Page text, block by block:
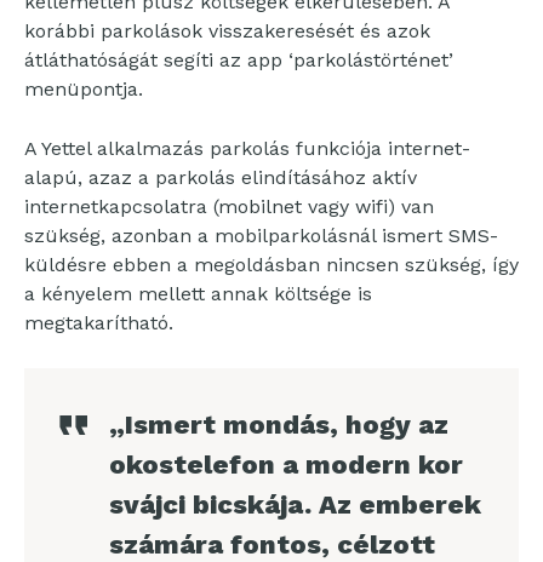
korábbi parkolások visszakeresését és azok
átláthatóságát segíti az app ‘parkolástörténet’
menüpontja.
A Yettel alkalmazás parkolás funkciója internet-
alapú, azaz a parkolás elindításához aktív
internetkapcsolatra (mobilnet vagy wifi) van
szükség, azonban a mobilparkolásnál ismert SMS-
küldésre ebben a megoldásban nincsen szükség, így
a kényelem mellett annak költsége is
megtakarítható.
„Ismert mondás, hogy az
okostelefon a modern kor
svájci bicskája. Az emberek
számára fontos, célzott